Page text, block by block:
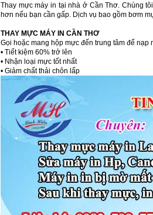
Thay mực máy in tại nhà ở Cần Thơ. Chúng
hơn nếu bạn cần gấp. Dịch vụ bao gồm bơm
THAY MỰC MÁY IN CẦN THƠ
Gọi hoặc mang hộp mực đến trung tâm để
• Tiết kiệm 60% trở lên
• Nhận loại mực tốt nhất
• Giảm chất thải chôn lấp